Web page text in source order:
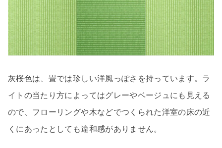
灰桜色は、畳では珍しい洋風っぽさを持っています。ラ
イトの当たり方によってはグレーやベージュにも見える
ので、フローリングや木などでつくられた洋室の床の近
くにあったとしても違和感がありません。